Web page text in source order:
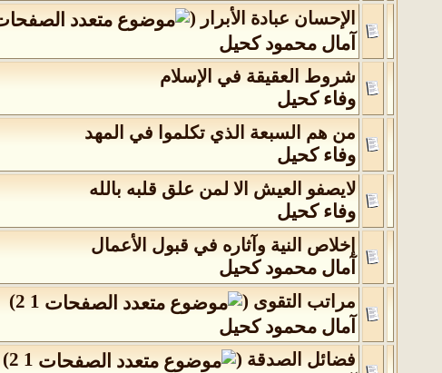
الإحسان عبادة الأبرار (
آمال محمود كحيل
شروط العقيقة في الإسلام
وفاء كحيل
من هم السبعة الذي تكلموا في المهد
وفاء كحيل
لايصفو العيش الا لمن علق قلبه بالله
وفاء كحيل
إخلاص النية وآثاره في قبول الأعمال
آمال محمود كحيل
مراتب التقوى (
1
2
)
آمال محمود كحيل
فضائل الصدقة (
1
2
)